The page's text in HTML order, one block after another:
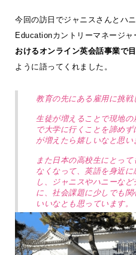
今回の訪日でジャニスさんとハ
Educationカントリーマネージャ
おけるオンライン英会話事業で
ように語ってくれました。
教育の先にある雇用に挑戦
生徒が増えることで現地
で大学に行くことを諦め
が増えたら嬉しいなと思い
また日本の高校生にとっ
なくなって、英語を身近
し、ジャニスやハニーな
に、社会課題に少しでも
いいなとも思っています。